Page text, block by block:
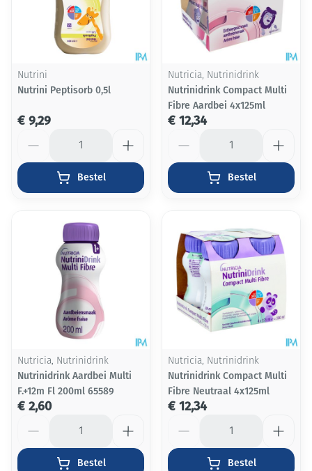
Nutrini
Nutrini Peptisorb 0,5l
€ 9,29
Bestel
Nutricia, Nutrinidrink
Nutrinidrink Compact Multi
Fibre Aardbei 4x125ml
€ 12,34
Bestel
Nutricia, Nutrinidrink
Nutrinidrink Aardbei Multi
F.+12m Fl 200ml 65589
€ 2,60
Bestel
Nutricia, Nutrinidrink
Nutrinidrink Compact Multi
Fibre Neutraal 4x125ml
€ 12,34
Bestel